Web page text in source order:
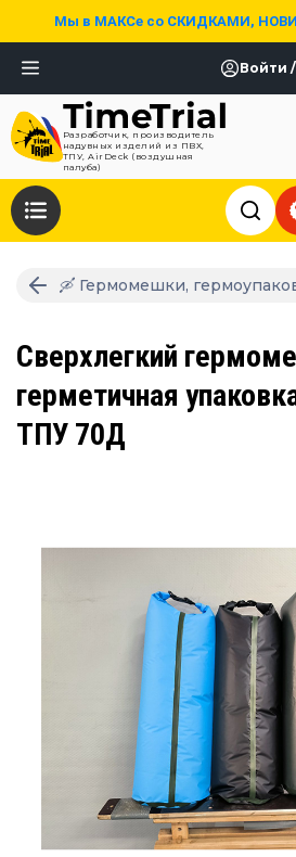
Мы в МАКСе со СКИДКАМИ,
Войти
Разработчик, производитель
надувных изделий из ПВХ,
ТПУ, AirDeck (воздушная
палуба)
🛶 Гермомешки,
Сверхлегкий
герметичная
ТПУ 70Д